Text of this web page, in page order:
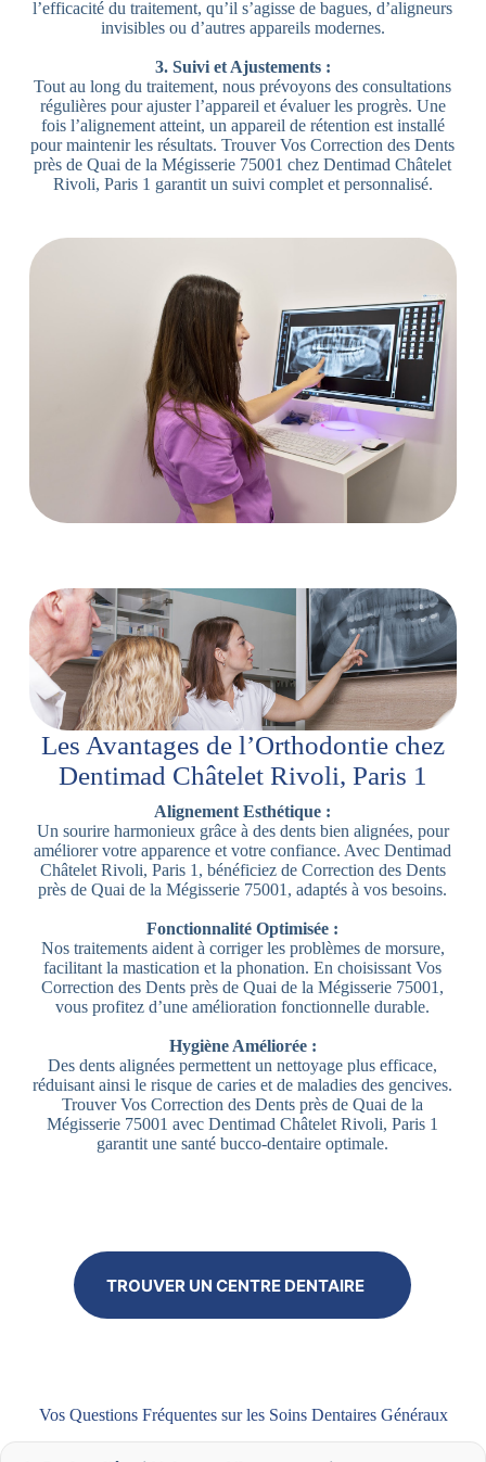
l’efficacité du traitement, qu’il s’agisse de bagues, d’aligneurs
invisibles ou d’autres appareils modernes.
3. Suivi et Ajustements :
Tout au long du traitement, nous prévoyons des consultations
régulières pour ajuster l’appareil et évaluer les progrès. Une
fois l’alignement atteint, un appareil de rétention est installé
pour maintenir les résultats. Trouver Vos Correction des Dents
près de Quai de la Mégisserie 75001 chez Dentimad Châtelet
Rivoli, Paris 1 garantit un suivi complet et personnalisé.
Les Avantages de l’Orthodontie chez
Dentimad Châtelet Rivoli, Paris 1
Alignement Esthétique :
Un sourire harmonieux grâce à des dents bien alignées, pour
améliorer votre apparence et votre confiance. Avec Dentimad
Châtelet Rivoli, Paris 1, bénéficiez de Correction des Dents
près de Quai de la Mégisserie 75001, adaptés à vos besoins.
Fonctionnalité Optimisée :
Nos traitements aident à corriger les problèmes de morsure,
facilitant la mastication et la phonation. En choisissant Vos
Correction des Dents près de Quai de la Mégisserie 75001,
vous profitez d’une amélioration fonctionnelle durable.
Hygiène Améliorée :
Des dents alignées permettent un nettoyage plus efficace,
réduisant ainsi le risque de caries et de maladies des gencives.
Trouver Vos Correction des Dents près de Quai de la
Mégisserie 75001 avec Dentimad Châtelet Rivoli, Paris 1
garantit une santé bucco-dentaire optimale.
TROUVER UN CENTRE DENTAIRE
Vos Questions Fréquentes sur les Soins Dentaires Généraux